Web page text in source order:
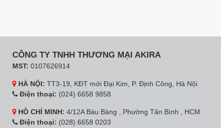
CÔNG TY TNHH THƯƠNG MẠI AKIRA
MST: 0107626914
HÀ NỘI: TT3-19, KĐT mới Đại Kim, P. Định Công, Hà Nội
Điện thoại: (024) 6658 9858
HỒ CHÍ MINH: 4/12A Bàu Bàng , Phường Tân Bình , HCM
Điện thoại: (028) 6658 0203